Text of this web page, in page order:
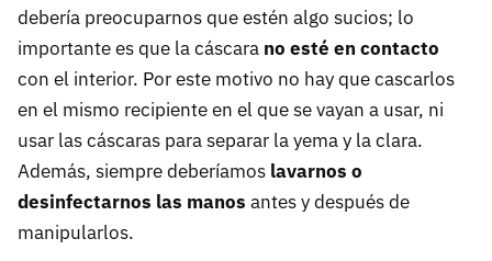
debería preocuparnos que estén algo sucios; lo
importante es que la cáscara no esté en contacto
con el interior. Por este motivo no hay que cascarlos
en el mismo recipiente en el que se vayan a usar, ni
usar las cáscaras para separar la yema y la clara.
Además, siempre deberíamos lavarnos o
desinfectarnos las manos antes y después de
manipularlos.